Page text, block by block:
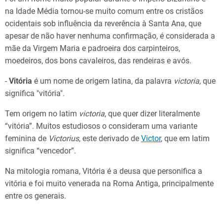
na Idade Média tornou-se muito comum entre os cristãos
ocidentais sob influência da reverência à Santa Ana, que
apesar de não haver nenhuma confirmação, é considerada a
mãe da Virgem Maria e padroeira dos carpinteiros,
moedeiros, dos bons cavaleiros, das rendeiras e avós.
- Vitória é um nome de origem latina, da palavra victoria, que
significa "vitória".
Tem origem no latim victoria, que quer dizer literalmente
“vitória”. Muitos estudiosos o consideram uma variante
feminina de Victorius, este derivado de Victor, que em latim
significa “vencedor”.
Na mitologia romana, Vitória é a deusa que personifica a
vitória e foi muito venerada na Roma Antiga, principalmente
entre os generais.